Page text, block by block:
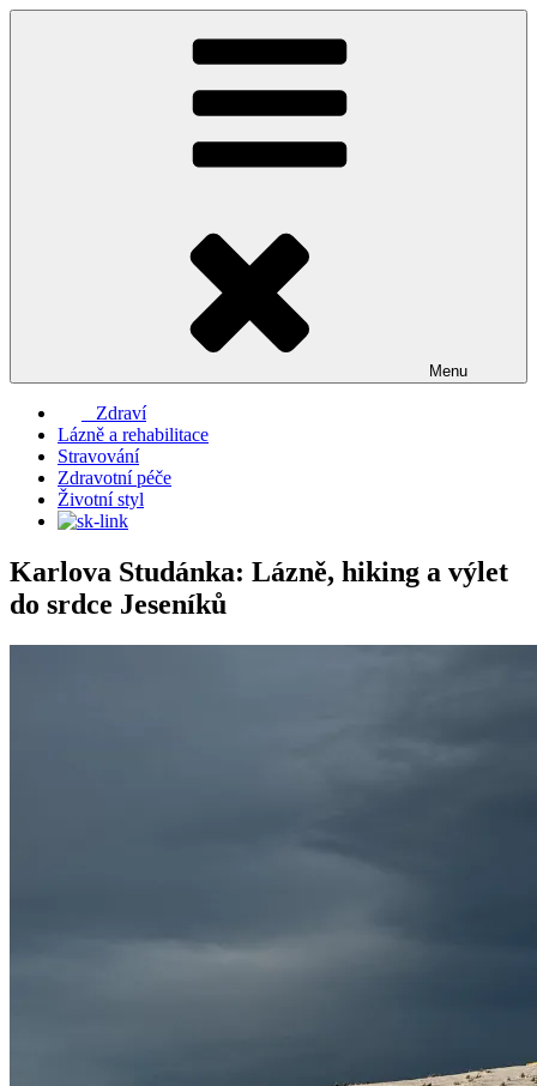
Přejít
Menu
Zdraví
Lázně a rehabilitace
Stravování
Zdravotní péče
Životní styl
Karlova Studánka: Lázně, hiking a výlet
do srdce Jeseníků